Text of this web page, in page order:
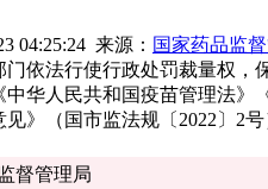
04:25:24 来源： 国家药品监
依法行使行政处罚裁量权，
中华人民共和国疫苗管理法
》（国市监法规〔2022〕2
督管理局